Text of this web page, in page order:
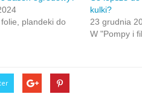
plandeki do
kulki?
23 grudnia
W "Pompy i